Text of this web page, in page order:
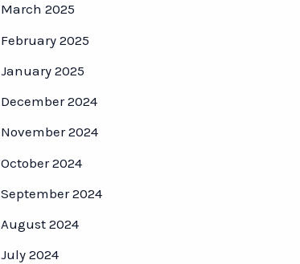
March 2025
February 2025
January 2025
December 2024
November 2024
October 2024
September 2024
August 2024
July 2024